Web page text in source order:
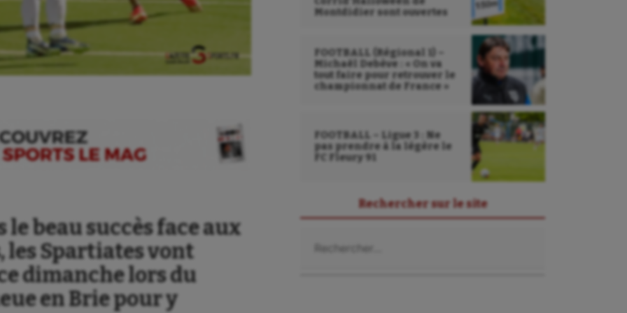
le beau succès face aux
les Spartiates vont
dimanche lors du
en Brie pour y
Montdidier sont ouvertes
FOOTBALL (Régional 1) –
Michaël Debève : « On va
tout faire pour retrouver le
championnat de France »
FOOTBALL – Ligue 3 : Ne
pas prendre à la légère le
FC Fleury 91
Rechercher sur le site